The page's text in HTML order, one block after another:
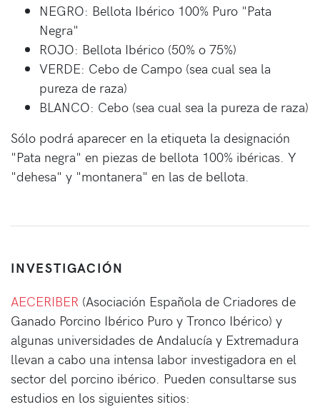
NEGRO: Bellota Ibérico 100% Puro "Pata
Negra"
ROJO: Bellota Ibérico (50% o 75%)
VERDE: Cebo de Campo (sea cual sea la
pureza de raza)
BLANCO: Cebo (sea cual sea la pureza de raza)
Sólo podrá aparecer en la etiqueta la designación
"Pata negra" en piezas de bellota 100% ibéricas. Y
"dehesa" y "montanera" en las de bellota.
INVESTIGACIÓN
AECERIBER (Asociación Española de Criadores de
Ganado Porcino Ibérico Puro y Tronco Ibérico) y
algunas universidades de Andalucía y Extremadura
llevan a cabo una intensa labor investigadora en el
sector del porcino ibérico. Pueden consultarse sus
estudios en los siguientes sitios: